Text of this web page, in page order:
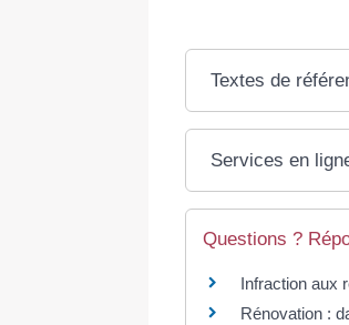
Textes de
Services en
Questions ?
Infraction aux
Rénovation :